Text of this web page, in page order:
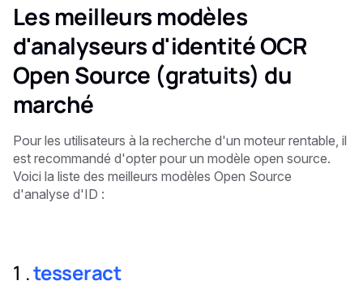
Les meilleurs modèles
d'analyseurs d'identité OCR
Open Source (gratuits) du
marché
Pour les utilisateurs à la recherche d'un moteur rentable, il
est recommandé d'opter pour un modèle open source.
Voici la liste des meilleurs modèles Open Source
d'analyse d'ID :
1 ‍.tesseract